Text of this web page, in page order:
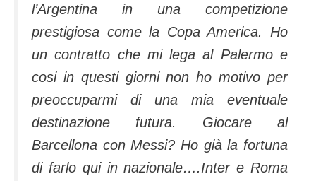
l’Argentina in una competizione
prestigiosa come la Copa America. Ho
un contratto che mi lega al Palermo e
cosi in questi giorni non ho motivo per
preoccuparmi di una mia eventuale
destinazione futura. Giocare al
Barcellona con Messi? Ho già la fortuna
di farlo qui in nazionale….Inter e Roma